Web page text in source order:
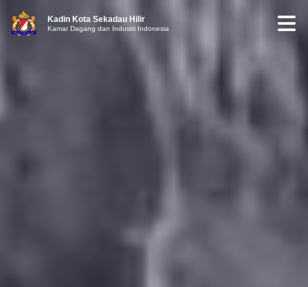
Kadin Kota Sekadau Hilir
Kamar Dagang dan Industri Indonesia